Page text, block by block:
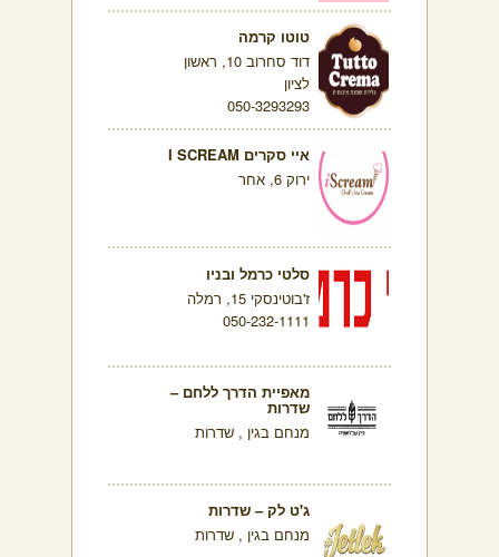
טוטו קרמה
דוד סחרוב 10, ראשון
לציון
050-3293293
איי סקרים I SCREAM
ירוק 6, אחר
סלטי כרמל ובניו
ז'בוטינסקי 15, רמלה
050-232-1111
מאפיית הדרך ללחם –
שדרות
מנחם בגין , שדרות
ג'ט לק – שדרות
מנחם בגין , שדרות